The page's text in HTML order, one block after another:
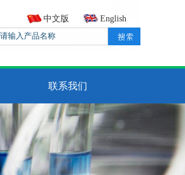
中文版 English
联系我们